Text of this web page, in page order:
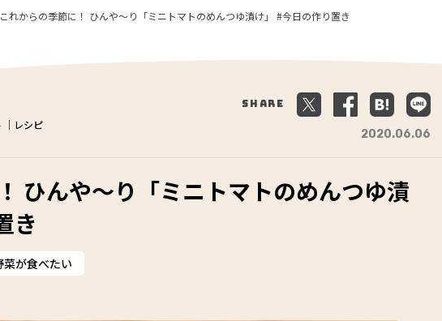
これからの季節に！ ひんや～り「ミニトマトのめんつゆ漬け」 #今日の作り置き
｜レシピ
2020.06.06
ひんや～り「ミニトマトのめんつゆ漬
き
菜が食べたい
Share